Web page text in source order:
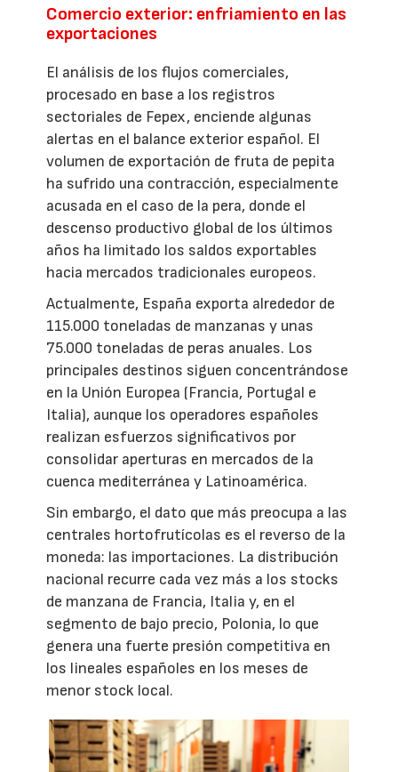
Comercio exterior: enfriamiento en las
exportaciones
El análisis de los flujos comerciales,
procesado en base a los registros
sectoriales de Fepex, enciende algunas
alertas en el balance exterior español. El
volumen de exportación de fruta de pepita
ha sufrido una contracción, especialmente
acusada en el caso de la pera, donde el
descenso productivo global de los últimos
años ha limitado los saldos exportables
hacia mercados tradicionales europeos.
Actualmente, España exporta alrededor de
115.000 toneladas de manzanas y unas
75.000 toneladas de peras anuales. Los
principales destinos siguen concentrándose
en la Unión Europea (Francia, Portugal e
Italia), aunque los operadores españoles
realizan esfuerzos significativos por
consolidar aperturas en mercados de la
cuenca mediterránea y Latinoamérica.
Sin embargo, el dato que más preocupa a las
centrales hortofrutícolas es el reverso de la
moneda: las importaciones. La distribución
nacional recurre cada vez más a los stocks
de manzana de Francia, Italia y, en el
segmento de bajo precio, Polonia, lo que
genera una fuerte presión competitiva en
los lineales españoles en los meses de
menor stock local.